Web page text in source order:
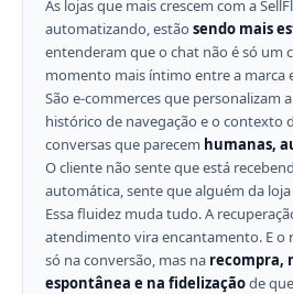
As lojas que mais crescem com a
automatizando, estão sendo mais
entenderam que o chat não é só um
momento mais íntimo entre a marca
São e-commerces que personalizam
histórico de navegação e o contexto
conversas que parecem humanas,
O cliente não sente que está
automática, sente que alguém da
Essa fluidez muda tudo. A
atendimento vira encantamento. E o
só na conversão, mas na recompra,
espontânea e na fidelizaçãode